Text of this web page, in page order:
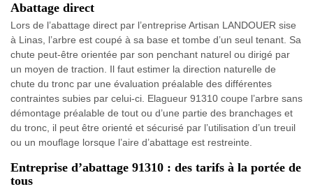
Abattage direct
Lors de l’abattage direct par l’entreprise Artisan LANDOUER sise
à Linas, l’arbre est coupé à sa base et tombe d’un seul tenant. Sa
chute peut-être orientée par son penchant naturel ou dirigé par
un moyen de traction. Il faut estimer la direction naturelle de
chute du tronc par une évaluation préalable des différentes
contraintes subies par celui-ci. Elagueur 91310 coupe l’arbre sans
démontage préalable de tout ou d’une partie des branchages et
du tronc, il peut être orienté et sécurisé par l’utilisation d’un treuil
ou un mouflage lorsque l’aire d’abattage est restreinte.
Entreprise d’abattage 91310 : des tarifs à la portée de
tous